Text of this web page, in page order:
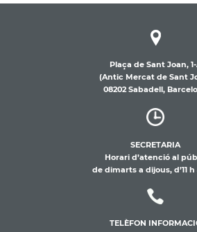
Plaça de Sant Joan,
(Antic Mercat de Sant
08202 Sabadell,
SECRETARIA
Horari d’atenció al
de dimarts a dijous, d’11 h
TELÈFON